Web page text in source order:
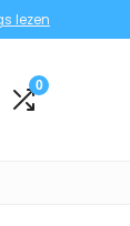
lezen
0